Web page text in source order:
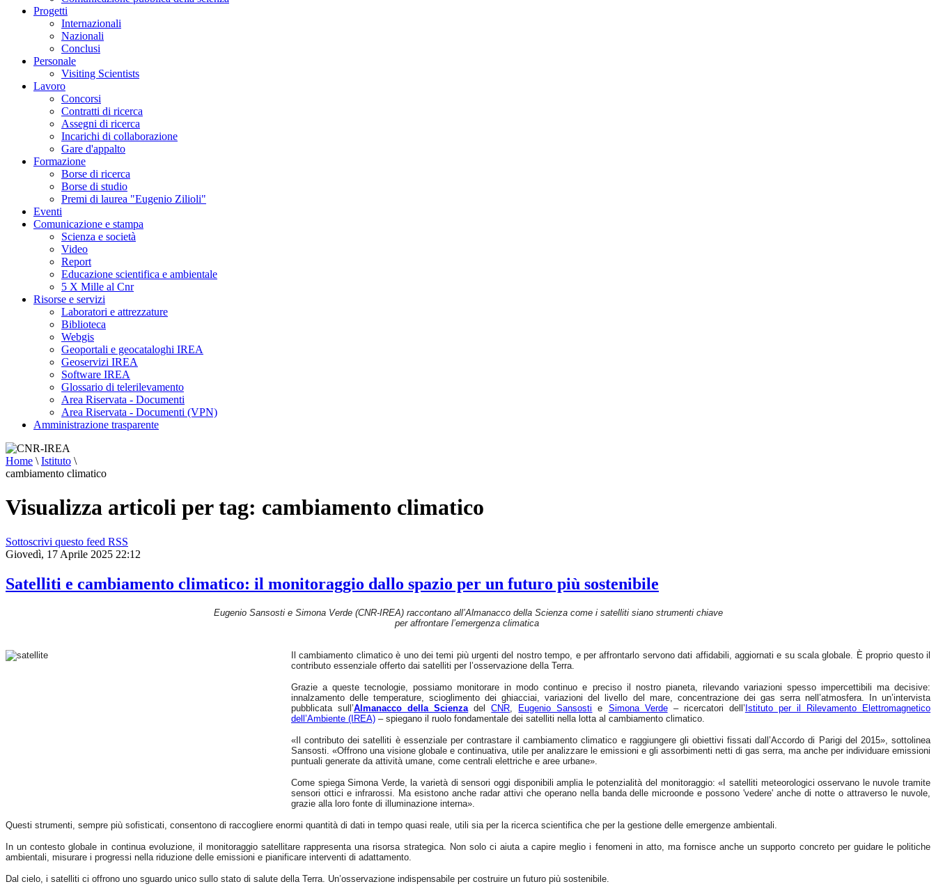
Progetti
Internazionali
Nazionali
Conclusi
Personale
Visiting Scientists
Lavoro
Concorsi
Contratti di ricerca
Assegni di ricerca
Incarichi di collaborazione
Gare d'appalto
Formazione
Borse di ricerca
Borse di studio
Premi di laurea "Eugenio Zilioli"
Eventi
Comunicazione e stampa
Scienza e società
Video
Report
Educazione scientifica e ambientale
5 X Mille al Cnr
Risorse e servizi
Laboratori e attrezzature
Biblioteca
Webgis
Geoportali e geocataloghi IREA
Geoservizi IREA
Software IREA
Glossario di telerilevamento
Area Riservata - Documenti
Area Riservata - Documenti (VPN)
Amministrazione trasparente
Home \ Istituto \
cambiamento climatico
Visualizza articoli per tag: cambiamento climatico
Sottoscrivi questo feed RSS
Giovedì, 17 Aprile 2025 22:12
Satelliti e cambiamento climatico: il monitoraggio dallo spazio per un futuro più sostenibile
Eugenio Sansosti e Simona Verde (CNR-IREA) raccontano all’Almanacco della Scienza come i satelliti siano strumenti chiave
per affrontare l’emergenza climatica
Il cambiamento climatico è uno dei temi più urgenti del nostro tempo, e per affrontarlo servono dati affidabili, aggiornati e su scala globale. È proprio questo il
contributo essenziale offerto dai satelliti per l’osservazione della Terra.
Grazie a queste tecnologie, possiamo monitorare in modo continuo e preciso il nostro pianeta, rilevando variazioni spesso impercettibili ma decisive:
innalzamento delle temperature, scioglimento dei ghiacciai, variazioni del livello del mare, concentrazione dei gas serra nell’atmosfera. In un’intervista
pubblicata sull’Almanacco della Scienza delCNR Eugenio Sansosti e Simona Verde– ricercatori dell’Istituto per il Rilevamento Elettromagnetico
dell’Ambiente (IREA) – spiegano il ruolo fondamentale dei satelliti nella lotta al cambiamento climatico.
«Il contributo dei satelliti è essenziale per contrastare il cambiamento climatico e raggiungere gli obiettivi fissati dall’Accordo di Parigi del 2015», sottolinea
Sansosti. «Offrono una visione globale e continuativa, utile per analizzare le emissioni e gli assorbimenti netti di gas serra, ma anche per individuare emissioni
puntuali generate da attività umane, come centrali elettriche e aree urbane».
Come spiega Simona Verde, la varietà di sensori oggi disponibili amplia le potenzialità del monitoraggio: «I satelliti meteorologici osservano le nuvole tramite
sensori ottici e infrarossi. Ma esistono anche radar attivi che operano nella banda delle microonde e possono 'vedere' anche di notte o attraverso le nuvole,
grazie alla loro fonte di illuminazione interna».
Questi strumenti, sempre più sofisticati, consentono di raccogliere enormi quantità di dati in tempo quasi reale, utili sia per la ricerca scientifica che per la gestione delle emergenze ambientali.
In un contesto globale in continua evoluzione, il monitoraggio satellitare rappresenta una risorsa strategica. Non solo ci aiuta a capire meglio i fenomeni in atto, ma fornisce anche un supporto concreto per guidare le politiche
ambientali, misurare i progressi nella riduzione delle emissioni e pianificare interventi di adattamento.
Dal cielo, i satelliti ci offrono uno sguardo unico sullo stato di salute della Terra. Un’osservazione indispensabile per costruire un futuro più sostenibile.